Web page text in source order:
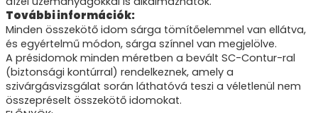
További információk:
Minden összekötő idom sárga tömítőelemmel van ellátva,
és egyértelmű módon, sárga színnel van megjelölve.
A présidomok minden méretben a bevált SC-Contur-ral
(biztonsági kontúrral) rendelkeznek, amely a
szivárgásvizsgálat során láthatóvá teszi a véletlenül nem
összepréselt összekötő idomokat.